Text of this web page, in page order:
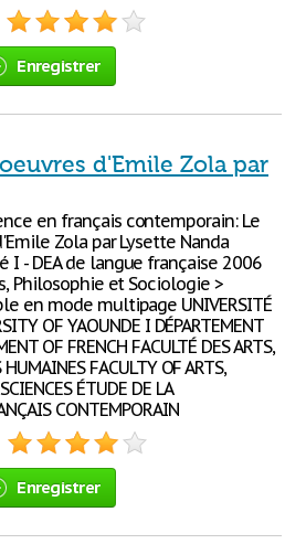
Enregistrer
d'Emile Zola par
en français contemporain: Le
Zola par Lysette Nanda
I - DEA de langue française 2006
Philosophie et Sociologie >
en mode multipage UNIVERSITÉ
OF YAOUNDE I DÉPARTEMENT
OF FRENCH FACULTÉ DES ARTS,
HUMAINES FACULTY OF ARTS,
ÉTUDE DE LA
CONTEMPORAIN
Enregistrer